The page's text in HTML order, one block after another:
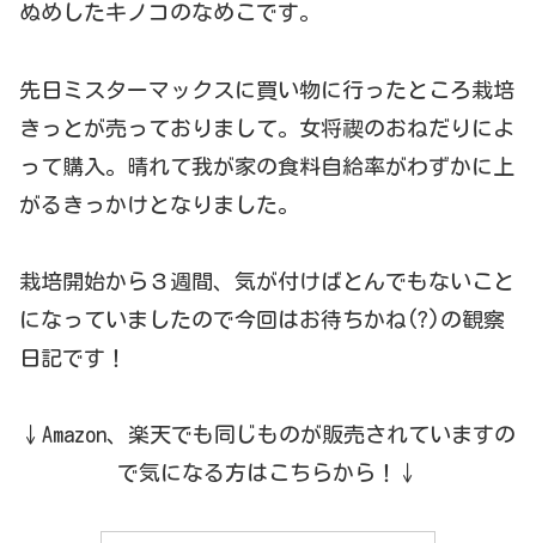
ぬめしたキノコのなめこです。
先日ミスターマックスに買い物に行ったところ栽培
きっとが売っておりまして。女将禊のおねだりによ
って購入。晴れて我が家の食料自給率がわずかに上
がるきっかけとなりました。
栽培開始から３週間、気が付けばとんでもないこと
になっていましたので今回はお待ちかね(?)の観察
日記です！
↓Amazon、楽天でも同じものが販売されていますの
で気になる方はこちらから！↓